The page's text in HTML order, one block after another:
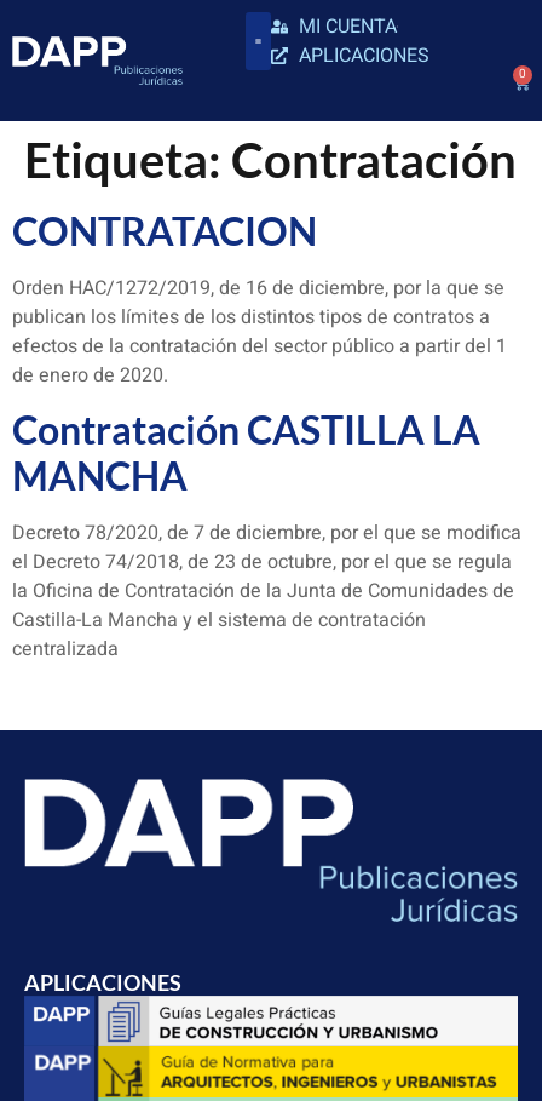
MI CUENTA
APLICACIONES
0
Etiqueta: Contratación
CONTRATACION
Orden HAC/1272/2019, de 16 de diciembre, por la que se
publican los límites de los distintos tipos de contratos a
efectos de la contratación del sector público a partir del 1
de enero de 2020.
Contratación CASTILLA LA
MANCHA
Decreto 78/2020, de 7 de diciembre, por el que se modifica
el Decreto 74/2018, de 23 de octubre, por el que se regula
la Oficina de Contratación de la Junta de Comunidades de
Castilla-La Mancha y el sistema de contratación
centralizada
APLICACIONES